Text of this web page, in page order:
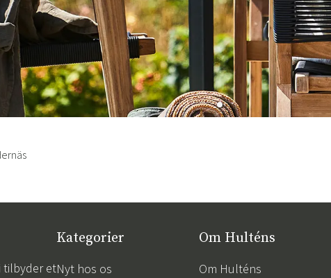
tilbyder et
Kategorier
Nyt hos os
Om Hulténs
Om Hulténs